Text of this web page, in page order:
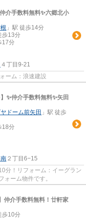
介手数料無料✨️六郷北小
」駅 徒歩14分
歩13分
17分
４丁目9-21
ーム：浪速建設
✨️仲介手数料無料✨️矢田
ドーム前矢田 」駅 徒歩
18分
２丁目6−15
分！リフォーム：イーグラン
ーム物件です。
仲介手数料無料！廿軒家
歩10分